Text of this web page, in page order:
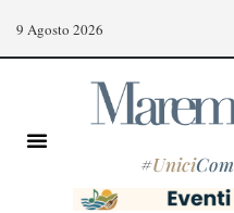
9 Agosto 2026
#Unici